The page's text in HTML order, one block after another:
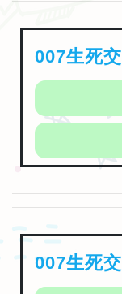
007生死
007生死